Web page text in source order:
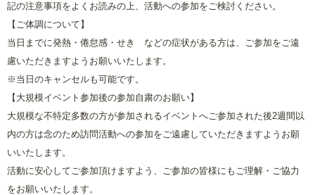
記の注意事項をよくお読みの上、活動への参加をご検討ください。
【ご体調について】
当日までに発熱・倦怠感・せき などの症状がある方は、ご参加をご遠
慮いただきますようお願いいたします。
※当日のキャンセルも可能です。
【大規模イベント参加後の参加自粛のお願い】
大規模な不特定多数の方が参加されるイベントへご参加された後2週間以
内の方は念のため訪問活動への参加をご遠慮していただきますようお願
いいたします。
活動に安心してご参加頂けますよう、ご参加の皆様にもご理解・ご協力
をお願いいたします。